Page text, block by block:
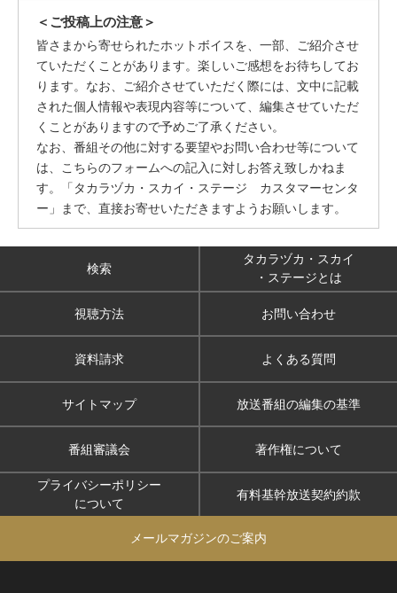
＜ご投稿上の注意＞
皆さまから寄せられたホットボイスを、一部、ご紹介させ
ていただくことがあります。楽しいご感想をお待ちしてお
ります。なお、ご紹介させていただく際には、文中に記載
された個人情報や表現内容等について、編集させていただ
くことがありますので予めご了承ください。
なお、番組その他に対する要望やお問い合わせ等について
は、こちらのフォームへの記入に対しお答え致しかねま
す。「タカラヅカ・スカイ・ステージ カスタマーセンタ
ー」まで、直接お寄せいただきますようお願いします。
検索
タカラヅカ・スカイ
・ステージとは
視聴方法 お問い合わせ
資料請求 よくある質問
サイトマップ 放送番組の編集の基準
番組審議会 著作権について
プライバシーポリシー
について
有料基幹放送契約約款
メールマガジンのご案内